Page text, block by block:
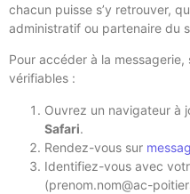
chacun puisse s’y retrouver,
administratif ou partenaire du
Pour accéder à la
vérifiables :
Ouvrez un navigateur à
Safari.
Rendez-vous sur
Identifiez-vous avec
(prenom.nom@ac-